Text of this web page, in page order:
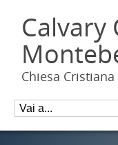
Calvary
Chiesa